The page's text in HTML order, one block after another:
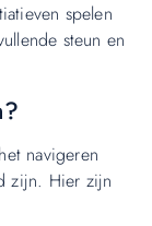
spelen
steun en
navigeren
zijn. Hier zijn